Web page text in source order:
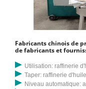
Fabricants chinois de
de fabricants et
Utilisation: raffinerie
Taper: raffinerie
Niveau automatique: